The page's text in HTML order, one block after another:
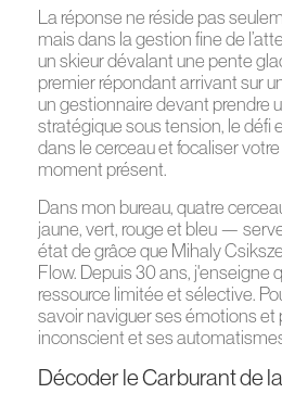
La réponse ne réside pas
mais dans la gestion fine de
un skieur dévalant une pente
premier répondant arrivant sur
un gestionnaire devant prendre
stratégique sous tension, le défi
dans le cerceau et focaliser
moment présent.
Dans mon bureau, quatre
jaune, vert, rouge et bleu —
état de grâce que Mihaly
Flow. Depuis 30 ans, j'enseigne
ressource limitée et sélective.
savoir naviguer ses émotions et
inconscient et ses
Décoder le Carburant de